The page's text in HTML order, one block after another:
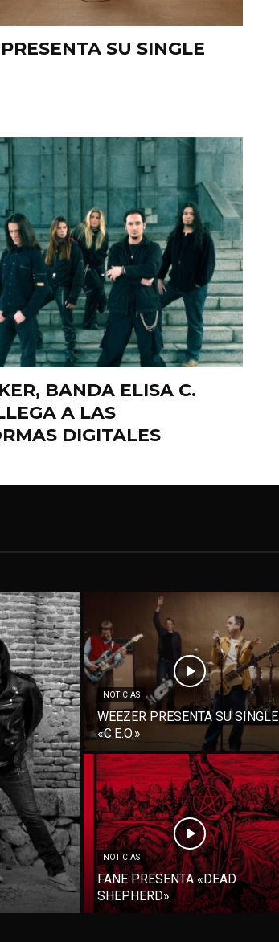
SU SINGLE
BANDA ELISA C.
A LAS
DIGITALES
NOTICIAS
WEEZER PRESENTA SU SINGLE
«C.E.O.»
NOTICIAS
FANE PRESENTA «DEAD
SHEPHERD»